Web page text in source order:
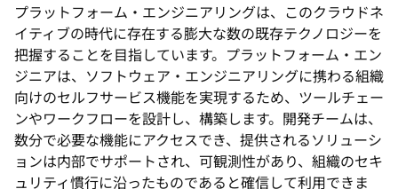
プラットフォーム・エンジニアリングは、このクラウドネ
イティブの時代に存在する膨大な数の既存テクノロジーを
把握することを目指しています。プラットフォーム・エン
ジニアは、ソフトウェア・エンジニアリングに携わる組織
向けのセルフサービス機能を実現するため、ツールチェー
ンやワークフローを設計し、構築します。開発チームは、
数分で必要な機能にアクセスでき、提供されるソリューシ
ョンは内部でサポートされ、可観測性があり、組織のセキ
ュリティ慣行に沿ったものであると確信して利用できま